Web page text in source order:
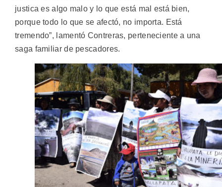
justica es algo malo y lo que está mal está bien,
porque todo lo que se afectó, no importa. Está
tremendo”, lamentó Contreras, perteneciente a una
saga familiar de pescadores.